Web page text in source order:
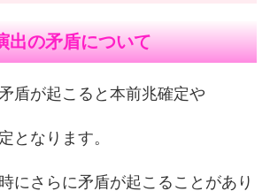
出の矛盾について
盾が起こると本前兆確定や
となります。
にさらに矛盾が起こることがあり